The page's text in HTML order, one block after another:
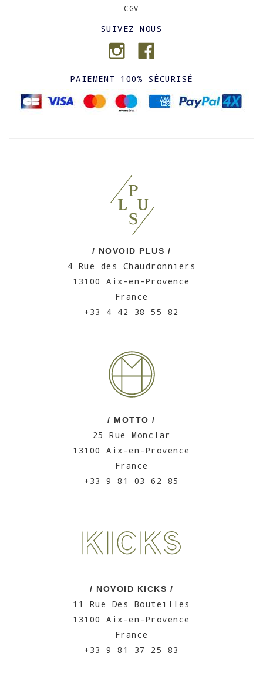
CGV
SUIVEZ NOUS
PAIEMENT 100% SÉCURISÉ
/ NOVOID PLUS /
4 Rue des Chaudronniers
13100 Aix-en-Provence
France
+33 4 42 38 55 82
/ MOTTO /
25 Rue Monclar
13100 Aix-en-Provence
France
+33 9 81 03 62 85
/ NOVOID KICKS /
11 Rue Des Bouteilles
13100 Aix-en-Provence
France
+33 9 81 37 25 83